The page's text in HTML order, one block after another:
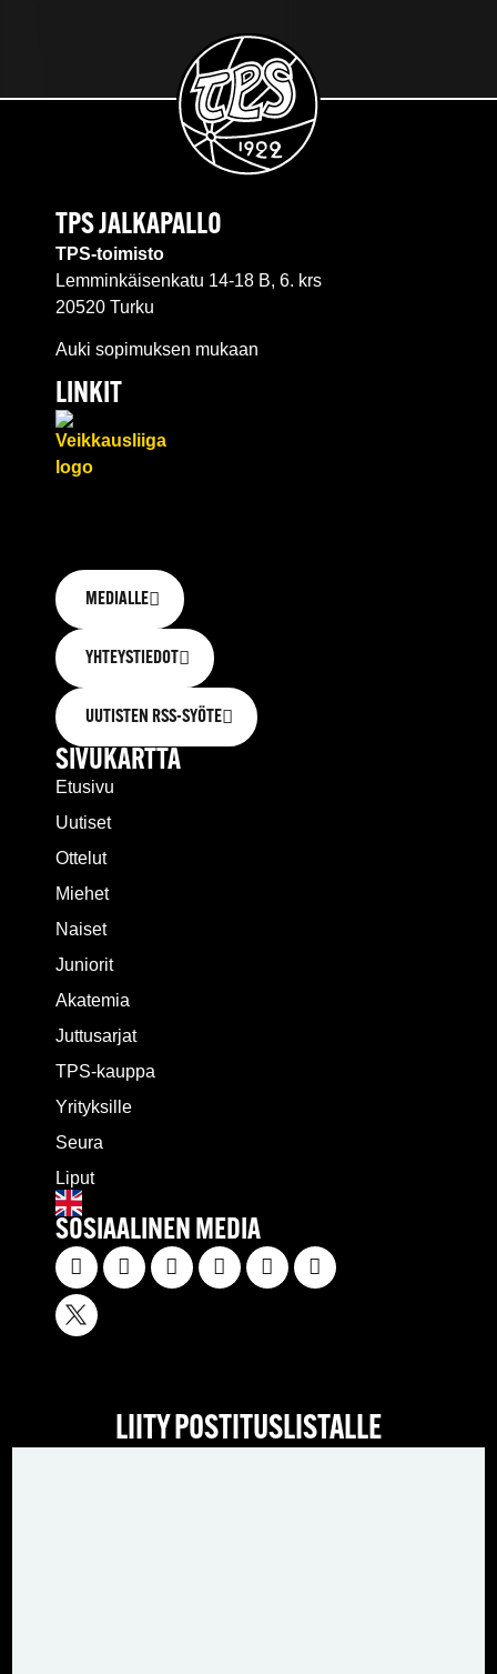
TPS JALKAPALLO
TPS-toimisto
Lemminkäisenkatu 14-18 B, 6. krs
20520 Turku
Auki sopimuksen mukaan
LINKIT
MEDIALLE
YHTEYSTIEDOT
UUTISTEN RSS-SYÖTE
SIVUKARTTA
Etusivu
Uutiset
Ottelut
Miehet
Naiset
Juniorit
Akatemia
Juttusarjat
TPS-kauppa
Yrityksille
Seura
Liput
SOSIAALINEN MEDIA
LIITY POSTITUSLISTALLE